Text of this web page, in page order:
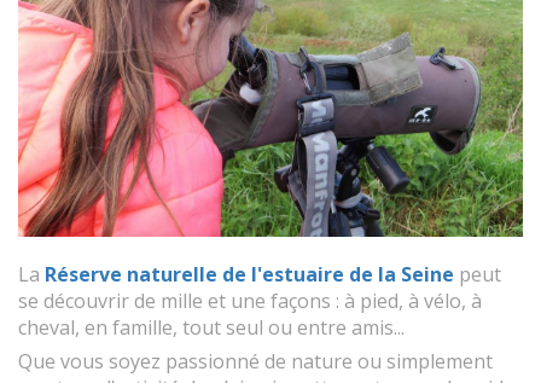
La Réserve naturelle de l'estuaire de la Seine peut
se découvrir de mille et une façons : à pied, à vélo, à
cheval, en famille, tout seul ou entre amis...
Que vous soyez passionné de nature ou simplement